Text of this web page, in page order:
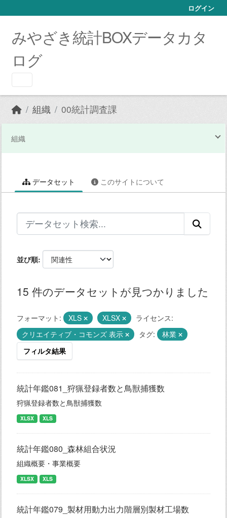
ログイン
みやざき統計BOXデータカタ
ログ
組織 00統計調査課
組織
データセット このサイトについて
並び順
15 件のデータセットが見つかりました
フォーマット: XLS XLSX
ライセンス:
クリエイティブ・コモンズ 表示
タグ:
林業
フィルタ結果
統計年鑑081_狩猟登録者数と鳥獣捕獲数
狩猟登録者数と鳥獣捕獲数
XLSX XLS
統計年鑑080_森林組合状況
組織概要・事業概要
XLSX XLS
統計年鑑079_製材用動力出力階層別製材工場数